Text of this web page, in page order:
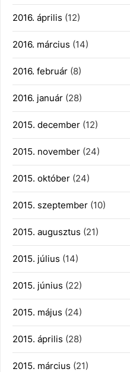
2016. április (12)
2016. március (14)
2016. február (8)
2016. január (28)
2015. december (12)
2015. november (24)
2015. október (24)
2015. szeptember (10)
2015. augusztus (21)
2015. július (14)
2015. június (22)
2015. május (24)
2015. április (28)
2015. március (21)